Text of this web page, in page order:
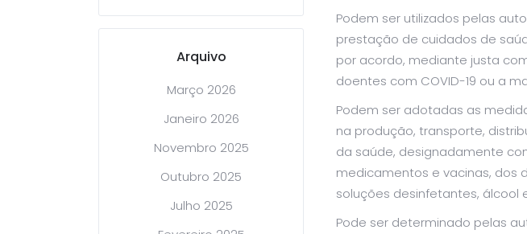
Arquivo
Março 2026
Janeiro 2026
Novembro 2025
Outubro 2025
Julho 2025
Podem ser utilizados pelas
prestação de cuidados de
por acordo, mediante justa
doentes com COVID-19 ou a
Podem ser adotadas as
na produção, transporte,
da saúde, designadamente
medicamentos e vacinas, dos
soluções desinfetantes, álcool
Pode ser determinado pelas